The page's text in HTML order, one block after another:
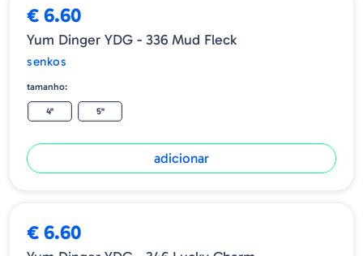
€ 6.60
Yum Dinger YDG - 336 Mud Fleck
senkos
tamanho:
4" 5"
adicionar
€ 6.60